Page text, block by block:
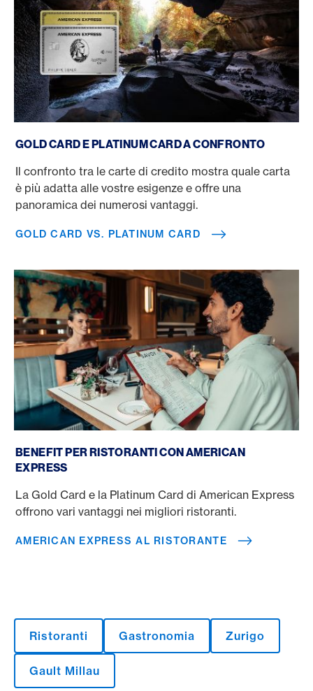
GOLD CARD E PLATINUM CARD A CONFRONTO
Il confronto tra le carte di credito mostra quale carta
è più adatta alle vostre esigenze e offre una
panoramica dei numerosi vantaggi.
GOLD CARD VS. PLATINUM CARD
BENEFIT PER RISTORANTI CON AMERICAN
EXPRESS
La Gold Card e la Platinum Card di American Express
offrono vari vantaggi nei migliori ristoranti.
AMERICAN EXPRESS AL RISTORANTE
Ristoranti Gastronomia Zurigo
Gault Millau